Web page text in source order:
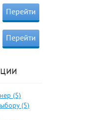
(5)
(5)